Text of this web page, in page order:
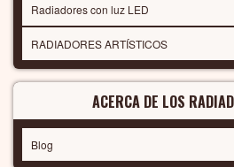
Radiadores con luz LED
RADIADORES ARTÍSTICOS
ACERCA DE LOS
Blog